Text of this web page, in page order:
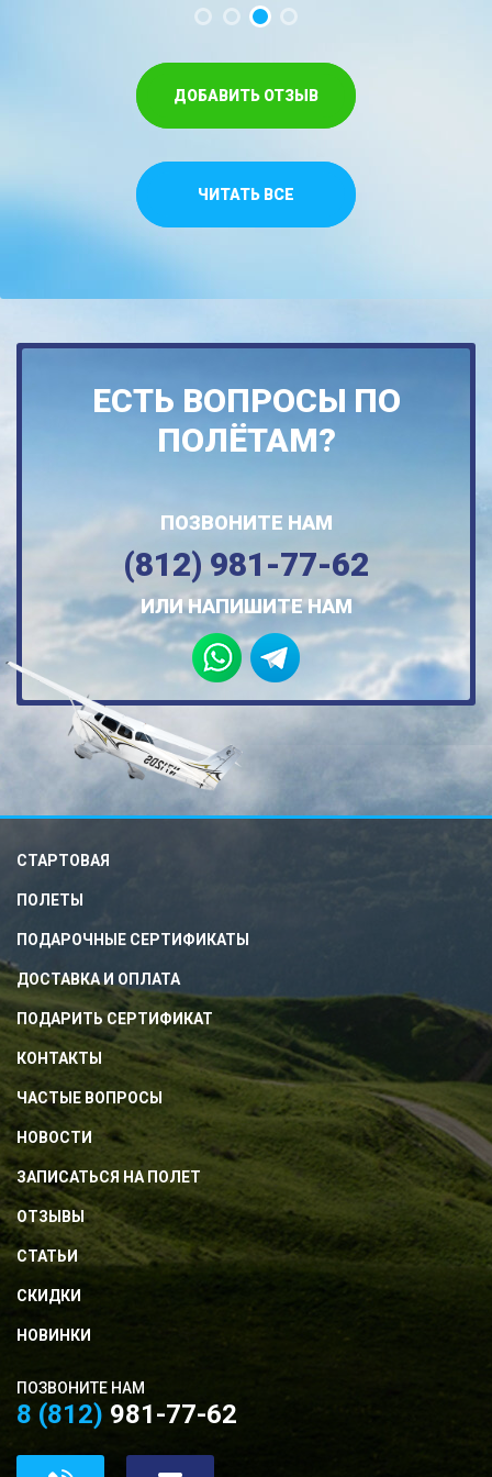
ДОБАВИТЬ ОТЗЫВ
ЧИТАТЬ ВСЕ
ЕСТЬ ВОПРОСЫ ПО
ПОЛЁТАМ?
ПОЗВОНИТЕ НАМ
(812) 981-77-62
ИЛИ НАПИШИТЕ НАМ
СТАРТОВАЯ
ПОЛЕТЫ
ПОДАРОЧНЫЕ СЕРТИФИКАТЫ
ДОСТАВКА И ОПЛАТА
ПОДАРИТЬ СЕРТИФИКАТ
КОНТАКТЫ
ЧАСТЫЕ ВОПРОСЫ
НОВОСТИ
ЗАПИСАТЬСЯ НА ПОЛЕТ
ОТЗЫВЫ
СТАТЬИ
СКИДКИ
НОВИНКИ
ПОЗВОНИТЕ НАМ
8 (812) 981-77-62